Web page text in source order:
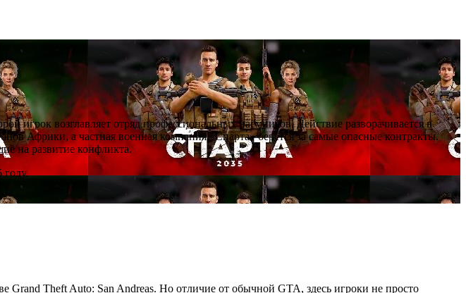
игрок возглавляет отряд профессиональных наёмников. Действие разворачивается в
Африки, а частная военная компания «Спарта» берётся за самые опасные контракты.
на развитие конфликта.
году.
Grand Theft Auto: San Andreas. Но отличие от обычной GTA, здесь игроки не просто